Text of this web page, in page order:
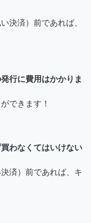
決済）前であれば、
行に費用はかかりま
できます！
わなくてはいけない
済）前であれば、キ